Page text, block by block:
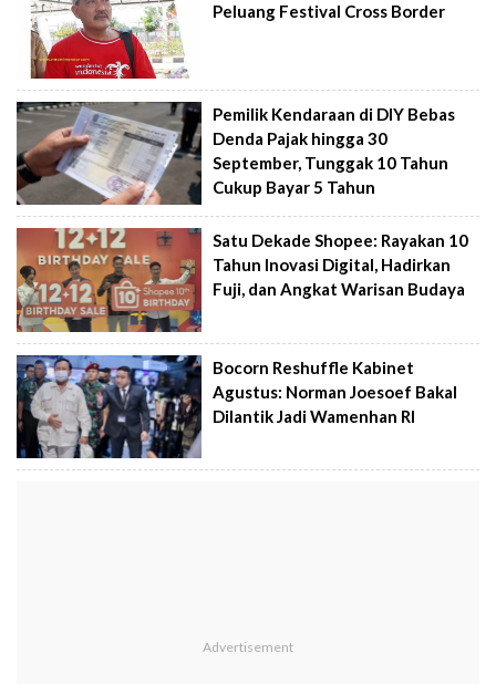
Peluang Festival Cross Border
Pemilik Kendaraan di DIY Bebas
Denda Pajak hingga 30
September, Tunggak 10 Tahun
Cukup Bayar 5 Tahun
Satu Dekade Shopee: Rayakan 10
Tahun Inovasi Digital, Hadirkan
Fuji, dan Angkat Warisan Budaya
Bocorn Reshuffle Kabinet
Agustus: Norman Joesoef Bakal
Dilantik Jadi Wamenhan RI